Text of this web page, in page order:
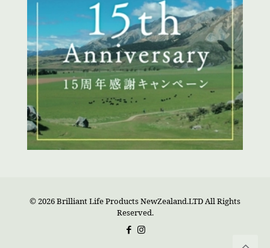
© 2026 Brilliant Life Products NewZealand.LTD All Rights
Reserved.